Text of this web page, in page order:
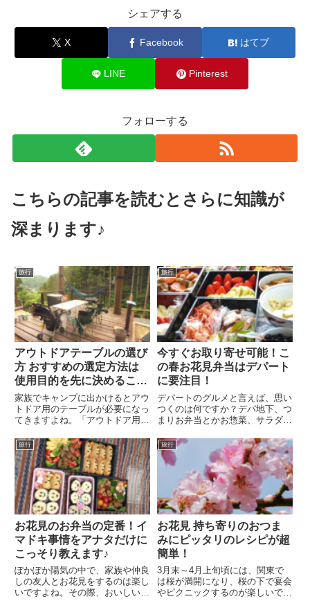
シェアする
X Facebook はてブ
LINE Pinterest
フォローする
こちらの記事を読むとさらに知識が
深まります♪
旅行
アウトドアテーブルの選び
方 おすすめの選定方法は
使用目的を先に決めるこ
と！
家族でキャンプに出かけるとアウ
トドア用のテーブルが必要になっ
てきますよね。「アウトドア用の
ってる人が多いのではないでしょ
うか。しかしそれは大きな間違い
です。アウトドア用品というもの
は実際に買って、現場で使って
み...
旅行
今すぐお取り寄せ可能！こ
の春お花見弁当はデパート
に要注目！
デパートのグルメと言えば、思い
つくのは何ですか？デパ地下、つ
まりお弁当とかお惣菜、サラダ、
います。他にお歳暮・お中元、お
せち料理もデパートごとにそれぞ
れ出されていますが、お花見のお
弁当があるのをご存知ですか？
旅行
お花見のお弁当の定番！イ
マドキ事情をアナタだけに
こっそり教えます♪
ぽかぽか陽気の中で、家族や仲良
しの友人とお花見をするのは楽し
いですよね。その際、おいしいお
旅行
お花見 持ち寄りのおつま
みにピッタリのレシピが超
簡単！
3月末～4月上旬頃には、関東で
は桜が満開になり、桜の下で宴会
やピクニックするのが楽しいです